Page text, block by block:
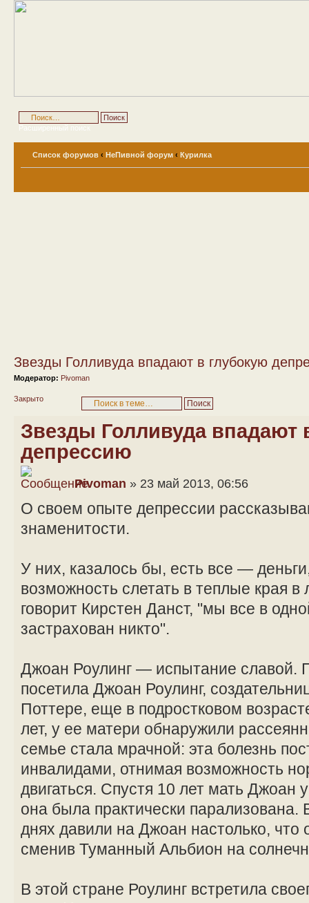
Расширенный поиск
Список форумов ‹ НеПивной форум ‹ Курилка
Звезды Голливуда впадают в глубокую
Модератор: Pivoman
Закрыто
Звезды Голливуда впадают
депрессию
Pivoman » 23 май 2013, 06:56
О своем опыте депрессии
знаменитости.
У них, казалось бы, есть все —
возможность слетать в теплые края
говорит Кирстен Данст, "мы все в
застрахован никто".
Джоан Роулинг — испытание славой.
посетила Джоан Роулинг,
Поттере, еще в подростковом
лет, у ее матери обнаружили
семье стала мрачной: эта болезнь
инвалидами, отнимая возможность
двигаться. Спустя 10 лет мать
она была практически
днях давили на Джоан настолько, что
сменив Туманный Альбион на
В этой стране Роулинг встретила